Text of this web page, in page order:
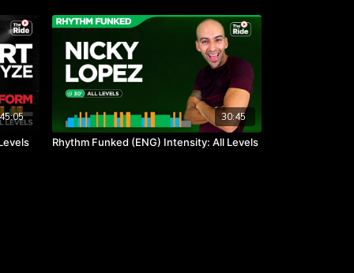
30:45
Rhythm Funked (ENG) Intensity: All Levels